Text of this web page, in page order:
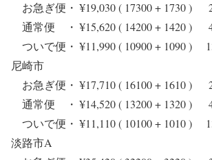
お急ぎ便・ ¥19,030 ( 17300 + 1730 )
通常便 ・ ¥15,620 ( 14200 + 1420 )
ついで便・ ¥11,990 ( 10900 + 1090 )
尼崎市
お急ぎ便・ ¥17,710 ( 16100 + 1610 )
通常便 ・ ¥14,520 ( 13200 + 1320 )
ついで便・ ¥11,110 ( 10100 + 1010 )
淡路市A